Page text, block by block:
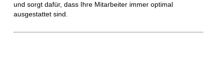
und sorgt dafür, dass Ihre Mitarbeiter immer optimal
ausgestattet sind.